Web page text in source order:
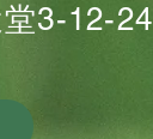
3-12-24